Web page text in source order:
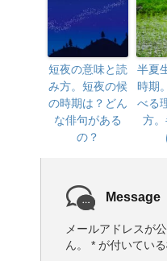
短夜の意味と読
み方。短夜の候
の時期は？どん
な俳句がある
の？
半夏
時期
べる
方。
Message
メールアドレスが
ん。
* が付いてい